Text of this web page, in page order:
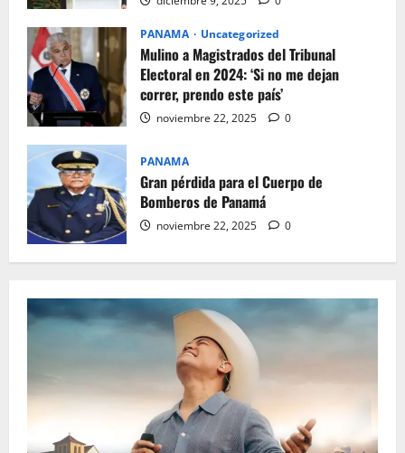
PANAMA Uncategorized
Mulino a Magistrados del Tribunal
Electoral en 2024: ‘Si no me dejan
correr, prendo este país’
noviembre 22, 2025 0
PANAMA
Gran pérdida para el Cuerpo de
Bomberos de Panamá
noviembre 22, 2025 0